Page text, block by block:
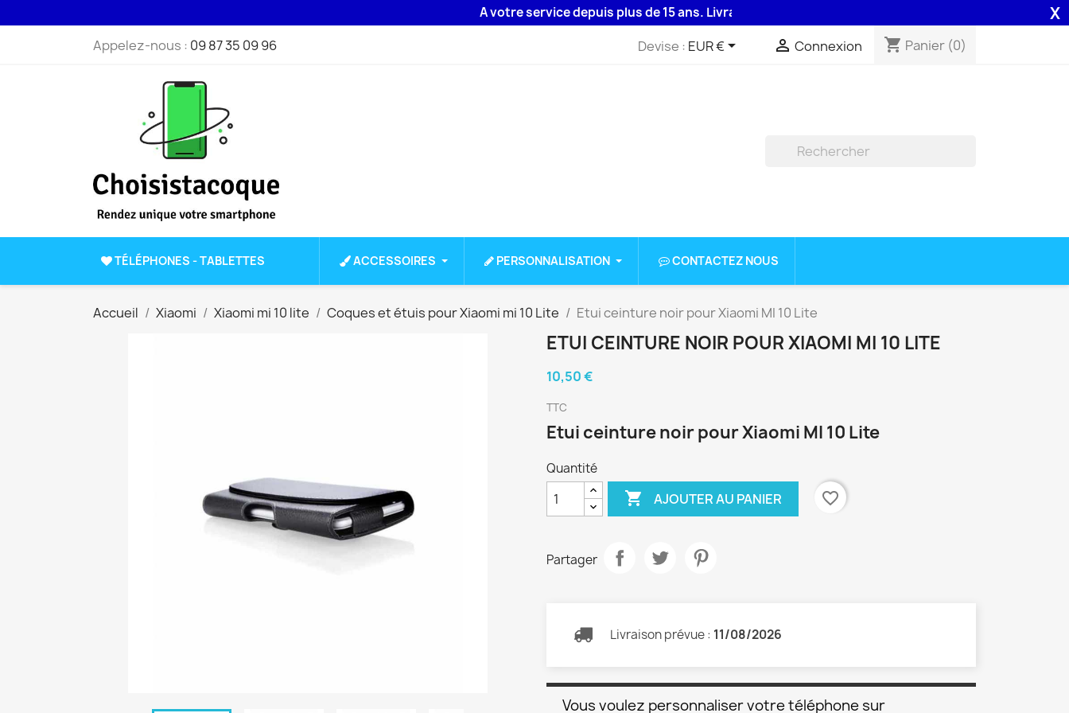
A votre service depuis plus de 15 ans. Livraison 48H assurée par la Poste . X
Appelez-nous : 09 87 35 09 96 Devise : EUR €  Connexion shopping_cart Panier (0)
TÉLÉPHONES - TABLETTES ACCESSOIRES PERSONNALISATION CONTACTEZ NOUS
Accueil Xiaomi Xiaomi mi 10 lite Coques et étuis pour Xiaomi mi 10 Lite Etui ceinture noir pour Xiaomi MI 10 Lite
ETUI CEINTURE NOIR POUR XIAOMI MI 10 LITE
10,50 €
TTC
Etui ceinture noir pour Xiaomi MI 10 Lite
Quantité
 AJOUTER AU PANIER favorite_border
Partager
Livraison prévue : 11/08/2026
Vous voulez personnaliser votre téléphone sur